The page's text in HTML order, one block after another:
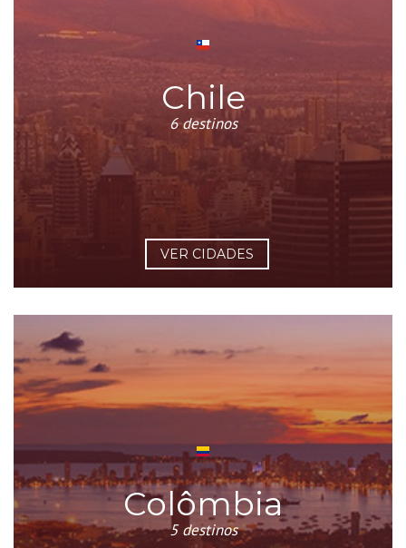
Chile
6 destinos
VER CIDADES
Colômbia
5 destinos